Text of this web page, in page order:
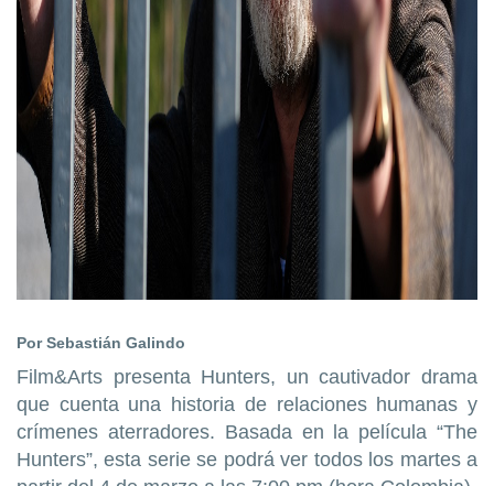
Por Sebastián Galindo
Film&Arts presenta Hunters, un cautivador drama
que cuenta una historia de relaciones humanas y
crímenes aterradores. Basada en la película “The
Hunters”, esta serie se podrá ver todos los martes a